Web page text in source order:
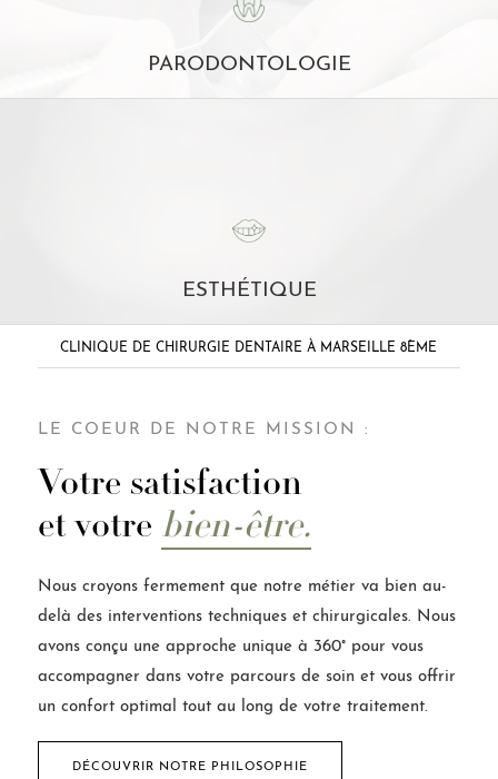
PARODONTOLOGIE
ESTHÉTIQUE
CLINIQUE DE CHIRURGIE DENTAIRE À MARSEILLE 8ÈME
LE COEUR DE NOTRE MISSION :
Votre satisfaction
et votre bien-être.
Nous croyons fermement que notre métier va bien au-
delà des interventions techniques et chirurgicales. Nous
avons conçu une approche unique à 360° pour vous
accompagner dans votre parcours de soin et vous offrir
un confort optimal tout au long de votre traitement.
DÉCOUVRIR NOTRE PHILOSOPHIE